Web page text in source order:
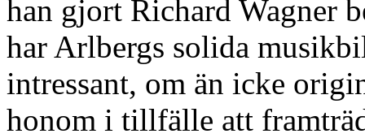
han gjort Richard Wagner
har Arlbergs solida
intressant, om än icke
honom i tillfälle att